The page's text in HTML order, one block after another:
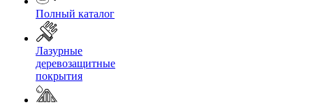
Полный каталог
Лазурные
деревозащитные
покрытия